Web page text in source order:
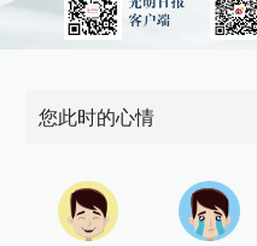
您此时的心情